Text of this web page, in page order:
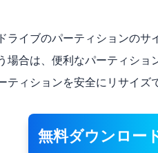
ライブのパーティションの
場合は、便利なパーティシ
ィションを安全にリサイズ
無料ダウンロー